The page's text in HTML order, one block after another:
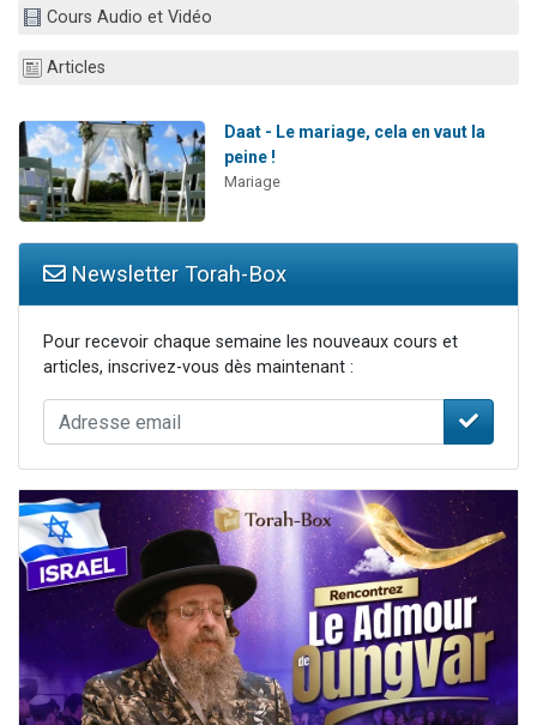
3 personnes viennent de faire un don pour Événements Torah-Box
Cours Audio et Vidéo
Articles
Daat - Le mariage, cela en vaut la
peine !
Mariage
Newsletter Torah-Box
Pour recevoir chaque semaine les nouveaux cours et
articles, inscrivez-vous dès maintenant :